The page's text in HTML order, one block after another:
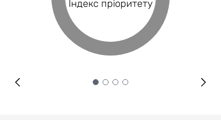
Індекс пріоритету
покриття
Індекс BRP
Оцінка проєкту